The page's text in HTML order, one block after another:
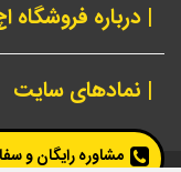
| درباره فروشگاه
| نمادهای سایت
مشاوره رایگان و